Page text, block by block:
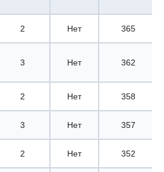
2 Нет 365
3 Нет 362
2 Нет 358
3 Нет 357
2 Нет 352